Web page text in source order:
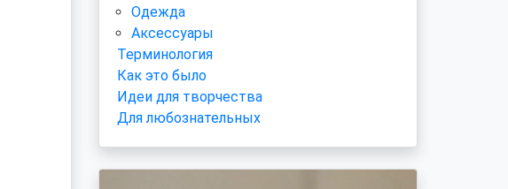
Одежда
Аксессуары
Терминология
Как это было
Идеи для творчества
Для любознательных